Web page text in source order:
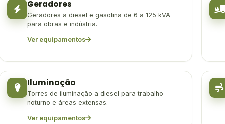
Geradores
Geradores a diesel e gasolina de 6 a 125 kVA
para obras e indústria.
Ver equipamentos
Iluminação
Torres de iluminação a diesel para trabalho
noturno e áreas extensas.
Ver equipamentos